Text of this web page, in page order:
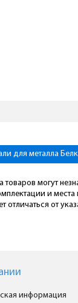
для металла
могут
и
от
информация